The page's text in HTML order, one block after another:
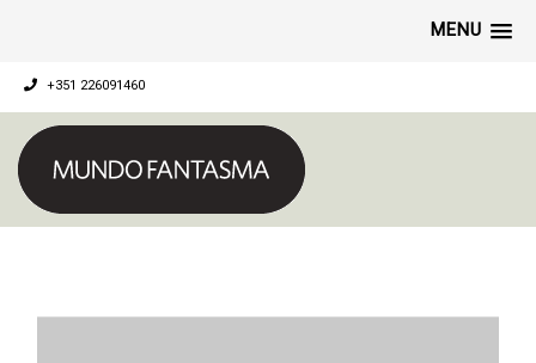
MENU
+351 226091460